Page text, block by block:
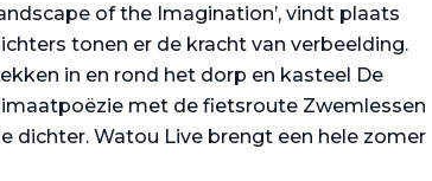
of the Imagination’, vindt plaats
tonen er de kracht van verbeelding.
in en rond het dorp en kasteel De
met de fietsroute Zwemlessen
dichter. Watou Live brengt een hele zomer